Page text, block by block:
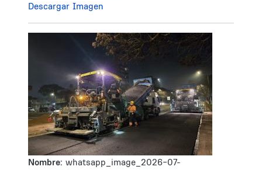
Descargar Imagen
Nombre: whatsapp_image_2026-07-